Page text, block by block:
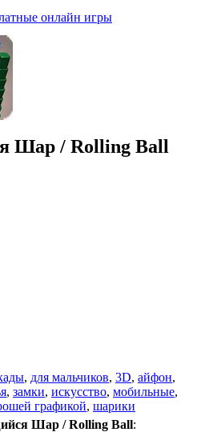
Шар / Rolling Ball
, для мальчиков, 3D, айфон,
, замки, искусство, мобильные,
графикой, шарики
Шар / Rolling Ball: